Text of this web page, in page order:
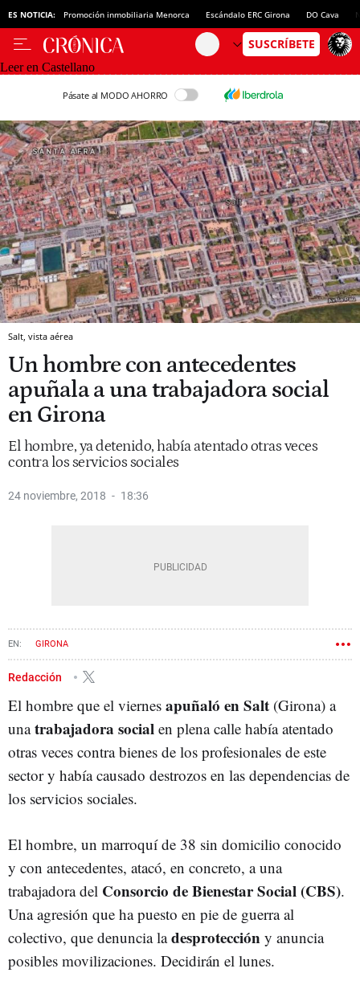
ES NOTICIA: Promoción inmobiliaria Menorca Escándalo ERC Girona DO Cava
Leer en Castellano
Pásate al MODO AHORRO
Salt, vista aérea
Un hombre con antecedentes
apuñala a una trabajadora social
en Girona
El hombre, ya detenido, había atentado otras veces
contra los servicios sociales
24 noviembre, 2018 18:36
GIRONA
Redacción
El hombre que el viernes apuñaló en Salt (Girona) a
unatrabajadora social en plena calle había atentado
otras veces contra bienes de los profesionales de este
sector y había causado destrozos en las dependencias de
los servicios sociales.
El hombre, un marroquí de 38 sin domicilio conocido
y con antecedentes, atacó, en concreto, a una
trabajadora del Consorcio de Bienestar Social (CBS).
Una agresión que ha puesto en pie de guerra al
colectivo, que denuncia ladesprotección y anuncia
posibles movilizaciones. Decidirán el lunes.